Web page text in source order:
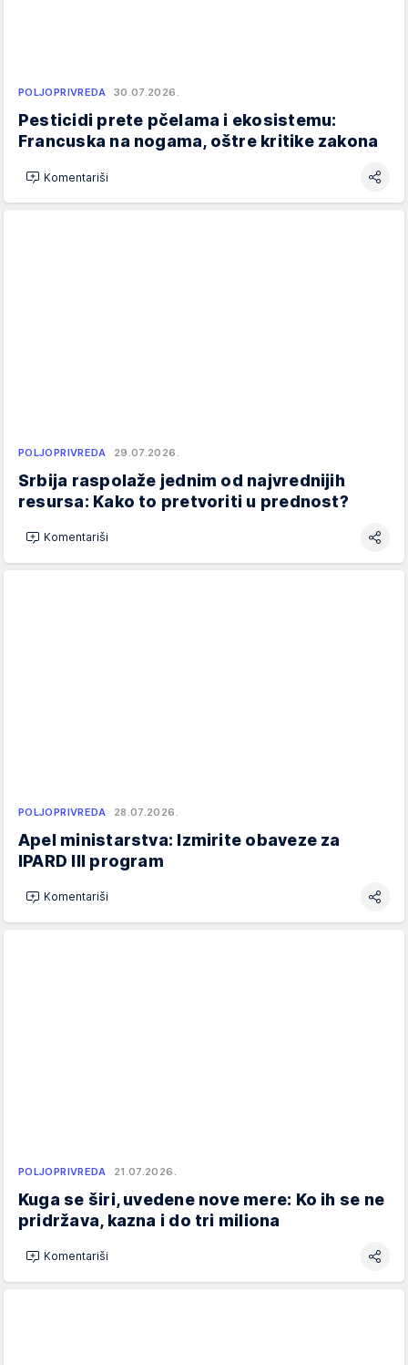
POLJOPRIVREDA 30.07.2026.
Pesticidi prete pčelama i ekosistemu:
Francuska na nogama, oštre kritike zakona
Komentariši
POLJOPRIVREDA 29.07.2026.
Srbija raspolaže jednim od najvrednijih
resursa: Kako to pretvoriti u prednost?
Komentariši
POLJOPRIVREDA 28.07.2026.
Apel ministarstva: Izmirite obaveze za
IPARD III program
Komentariši
POLJOPRIVREDA 21.07.2026.
Kuga se širi, uvedene nove mere: Ko ih se ne
pridržava, kazna i do tri miliona
Komentariši